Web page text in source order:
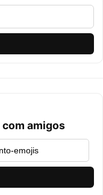
amigos